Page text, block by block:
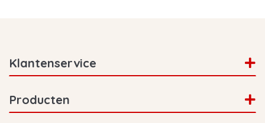
Klantenservice
Producten